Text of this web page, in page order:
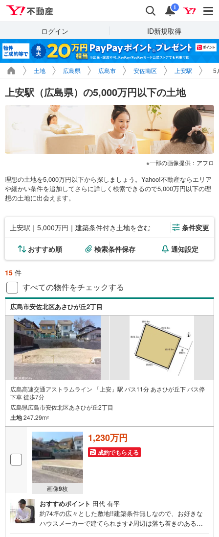
検索 通知
i
ログイン ID新規取得
土地 広島県 広島市 安佐南区 上安駅
上安駅（広島県）の5,000万円以下の土地
一部の画像提供：アフロ
理想の土地を5,000万円以下から探しましょう。Yahoo!不動産ならエリア
や細かい条件を追加してさらに詳しく検索できるので5,000万円以下の理
想の土地に出会えます。
上安駅｜5,000万円｜建築条件付き土地を含む 条件変更
おすすめ順 検索条件保存 通知設定
15 件
すべての物件をチェックする
広島市安佐北区あさひが丘2丁目
広島高速交通アストラムライン 「上安」駅 バス11分 あさひが丘下 バス停
下車 徒歩7分
広島県広島市安佐北区あさひが丘2丁目
土地247.29m2
画像9枚
1,230万円
成約でもらえる
おすすめポイント 田代 有平
約74坪の広々とした敷地!!建築条件無しなので、お好きな
ハウスメーカーで建てられます♪周辺は落ち着きのある閑